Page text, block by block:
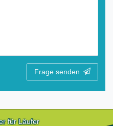
Frage senden
für Läufer